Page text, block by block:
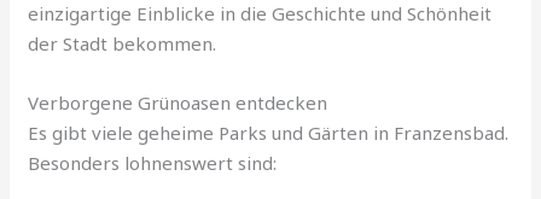
einzigartige Einblicke in die Geschichte und Schönheit
der Stadt bekommen.
Verborgene Grünoasen entdecken
Es gibt viele geheime Parks und Gärten in Franzensbad.
Besonders lohnenswert sind: